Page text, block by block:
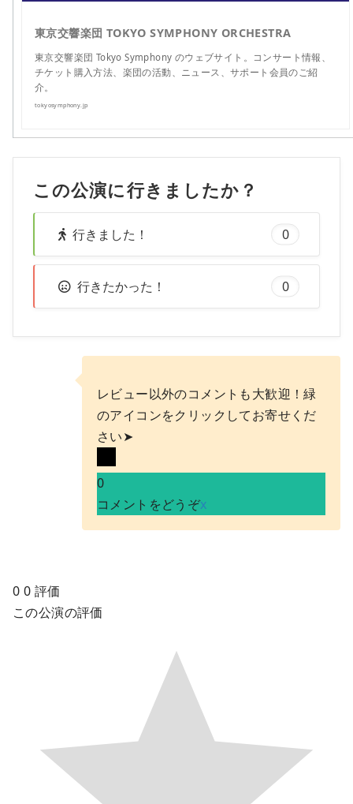
東京交響楽団 TOKYO SYMPHONY ORCHESTRA
東京交響楽団 Tokyo Symphony のウェブサイト。コンサート情報、
チケット購入方法、楽団の活動、ニュース、サポート会員のご紹
介。
tokyosymphony.jp
この公演に行きましたか？
行きました！ 0
行きたかった！ 0
レビュー以外のコメントも大歓迎！緑
のアイコンをクリックしてお寄せくだ
さい➤
0
コメントをどうぞx
0 0 評価
この公演の評価